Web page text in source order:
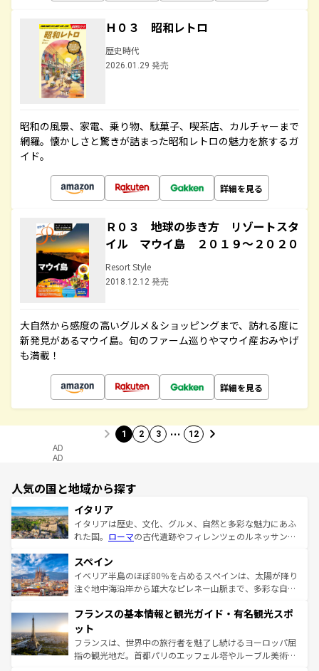
Ｈ０３ 昭和レトロ
歴史時代
2026.01.29 発売
昭和の風景、家電、乗り物、駄菓子、喫茶店、カルチャーまで
網羅。懐かしさと驚きが詰まった昭和レトロの魅力を旅するガ
イド。
詳細を見る
Ｒ０３ 地球の歩き方 リゾートスタ
イル マウイ島 ２０１９～２０２０
Resort Style
2018.12.12 発売
大自然から感度の高いグルメ＆ショッピングまで、訪れる度に
新発見があるマウイ島。旬のファーム巡りやマウイ産おみやげ
も満載！
詳細を見る
1 2 3 … 12
AD
AD
人気の国と地域から探す
イタリア
イタリアは歴史、文化、グルメ、自然と多彩な魅力にあふ
れた国。 ローマの古代遺跡やフィレンツェのルネッサンス
ろん、トスカーナの美しい田園風景やアマルフィ海岸の絶
景など、自然景観も見逃せない。観光の合間には、本場の
ピザやパスタなど、絶品のイタリア料理を堪能することも
ませてくれるイタリアで、忘れられない旅をしてみよう！
なお、新着のイタリア情報は
しい。
スペイン
イベリア半島のほぼ80％を占めるスペインは、太陽が降り
注ぐ地中海沿岸から雄大なピレネー山脈まで、多彩な自然
文化が根付くこの国では、情熱的なフラメンコ、熱気あふ
れる闘牛、そして美味しいタパスが生活の一部となってい
る。首都マドリードの洗練された雰囲気や、バルセロナの
アートに溢れた街角から、地方では古代ローマ遺跡や中世
フランスの基本情報と観光ガイド・有名観光スポ
ット
フランスは、世界中の旅行者を魅了し続けるヨーロッパ屈
指の観光地だ。首都パリのエッフェル塔やルーブル美術館